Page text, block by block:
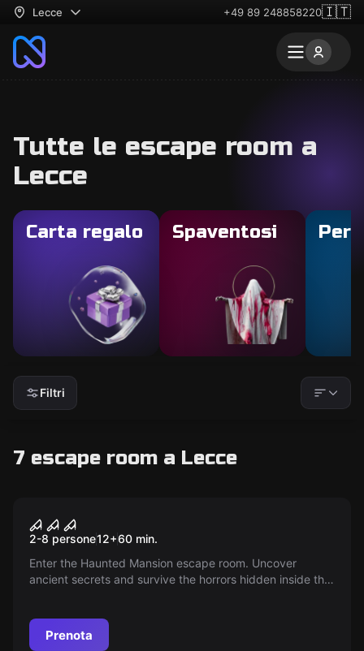
Lecce +49 89 248858220🇮🇹
Tutte le escape room a
Lecce
Carta regalo Spaventosi Per
Filtri
7 escape room a Lecce
Nuovo
Haunted Mansion
2-8 persone12+60 min.
Enter the Haunted Mansion escape room. Uncover
ancient secrets and survive the horrors hidden inside the
Prenota